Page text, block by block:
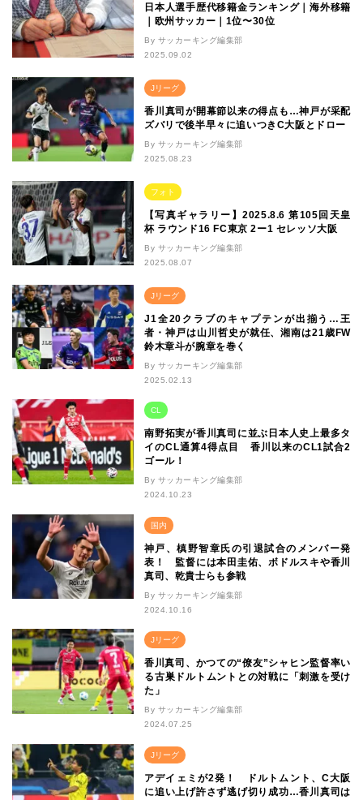
日本人選手歴代移籍金ランキング｜海外移籍
｜欧州サッカー｜1位〜30位
By サッカーキング編集部
2025.09.02
Jリーグ
香川真司が開幕節以来の得点も…神戸が采配
ズバリで後半早々に追いつきC大阪とドロー
By サッカーキング編集部
2025.08.23
フォト
【写真ギャラリー】2025.8.6 第105回天皇
杯 ラウンド16 FC東京 2ー1 セレッソ大阪
By サッカーキング編集部
2025.08.07
Jリーグ
J1全20クラブのキャプテンが出揃う…王
者・神戸は山川哲史が就任、湘南は21歳FW
鈴木章斗が腕章を巻く
By サッカーキング編集部
2025.02.13
CL
南野拓実が香川真司に並ぶ日本人史上最多タ
イのCL通算4得点目 香川以来のCL1試合2
ゴール！
By サッカーキング編集部
2024.10.23
国内
神戸、槙野智章氏の引退試合のメンバー発
表！ 監督には本田圭佑、ボドルスキや香川
真司、乾貴士らも参戦
By サッカーキング編集部
2024.10.16
Jリーグ
香川真司、かつての“僚友”シャヒン監督率い
る古巣ドルトムントとの対戦に「刺激を受け
た」
By サッカーキング編集部
2024.07.25
Jリーグ
アデイェミが2発！ ドルトムント、C大阪
に追い上げ許さず逃げ切り成功…香川真司は